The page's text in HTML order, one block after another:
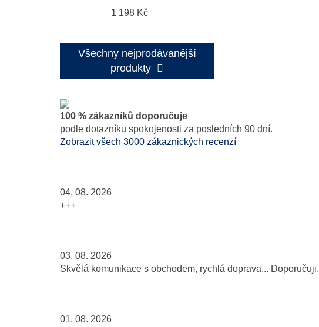
1 198 Kč
Všechny nejprodávanější
produkty
100 % zákazníků doporučuje
podle dotazníku spokojenosti za posledních 90 dní.
Zobrazit všech 3000 zákaznických recenzí
04. 08. 2026
+++
03. 08. 2026
Skvělá komunikace s obchodem, rychlá doprava... Doporučuji.
01. 08. 2026